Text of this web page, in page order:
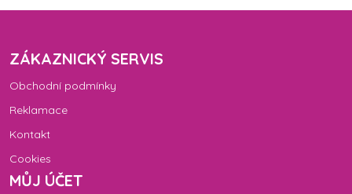
ZÁKAZNICKÝ SERVIS
Obchodní podmínky
Reklamace
Kontakt
Cookies
MŮJ ÚČET